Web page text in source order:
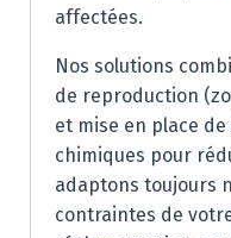
affectées.
Nos solutions
de reproduction
et mise en place
chimiques pour
adaptons toujours
contraintes de